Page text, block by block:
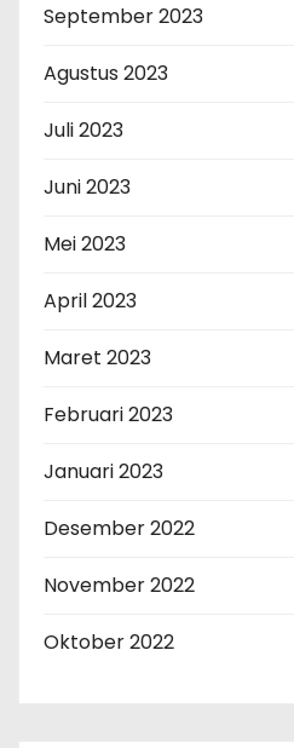
September 2023
Agustus 2023
Juli 2023
Juni 2023
Mei 2023
April 2023
Maret 2023
Februari 2023
Januari 2023
Desember 2022
November 2022
Oktober 2022